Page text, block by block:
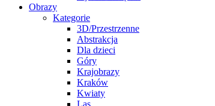
Obrazy
Kategorie
3D/Przestrzenne
Abstrakcja
Dla dzieci
Góry
Krajobrazy
Kraków
Kwiaty
Las